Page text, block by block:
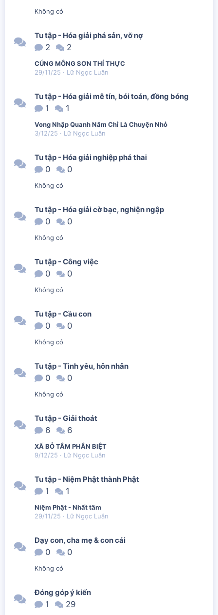
Không có
Tu tập - Hóa giải phá sản, vỡ nợ
2 2
CÚNG MÔNG SƠN THÍ THỰC
29/11/25
Lữ Ngọc Luân
Tu tập - Hóa giải mê tín, bói toán, đồng bóng
1 1
Vong Nhập Quanh Năm Chỉ Là Chuyện Nhỏ
3/12/25
Lữ Ngọc Luân
Tu tập - Hóa giải nghiệp phá thai
0 0
Không có
Tu tập - Hóa giải cờ bạc, nghiện ngập
0 0
Không có
Tu tập - Công việc
0 0
Không có
Tu tập - Cầu con
0 0
Không có
Tu tập - Tình yêu, hôn nhân
0 0
Không có
Tu tập - Giải thoát
6 6
XÃ BỎ TÂM PHÂN BIỆT
9/12/25
Lữ Ngọc Luân
Tu tập - Niệm Phật thành Phật
1 1
Niệm Phật - Nhất tâm
29/11/25
Lữ Ngọc Luân
Dạy con, cha mẹ & con cái
0 0
Không có
Đóng góp ý kiến
1 29